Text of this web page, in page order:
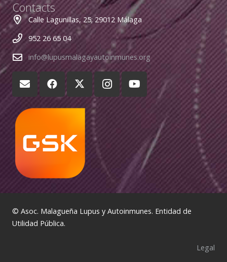
Contacts
Calle Lagunillas, 25; 29012 Málaga
952 26 65 04
info@lupusmalagayautoinmunes.org
© Asoc. Malagueña Lupus y Autoinmunes. Entidad de
Utilidad Pública.
Legal